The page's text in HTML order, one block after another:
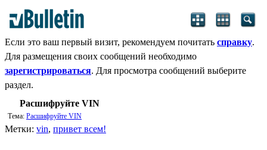
Если это ваш первый визит, рекомендуем почитать справку.
Для размещения своих сообщений необходимо
зарегистрироваться. Для просмотра сообщений выберите
раздел.
Расшифруйте VIN
Тема: Расшифруйте VIN
Метки: vin, привет всем!